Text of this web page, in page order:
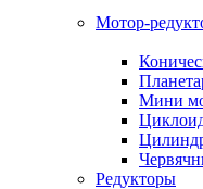
Мотор-
Мини
Редукторы